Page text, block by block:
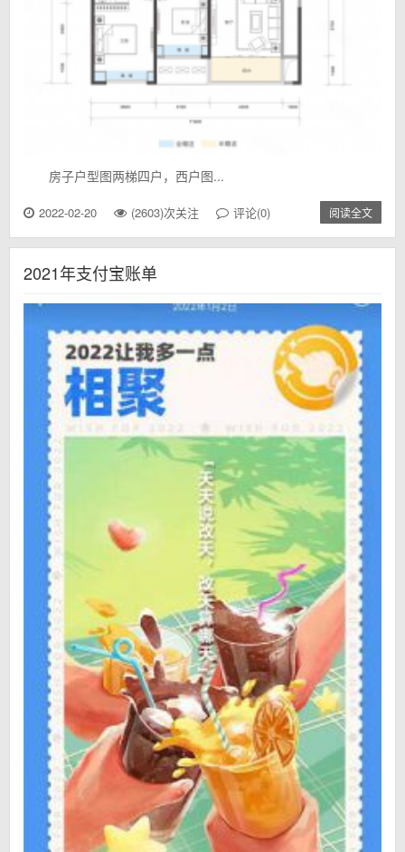
房子户型图两梯四户，西户图...
2022-02-20 (2603)次关注 评论(0) 阅读全文
2021年支付宝账单